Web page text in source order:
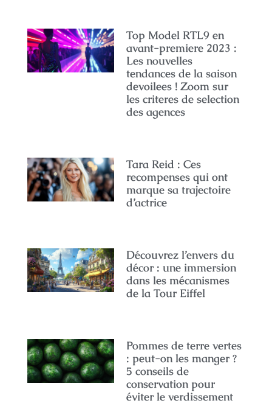
Top Model RTL9 en
avant-premiere 2023 :
Les nouvelles
tendances de la saison
devoilees ! Zoom sur
les criteres de selection
des agences
Tara Reid : Ces
recompenses qui ont
marque sa trajectoire
d’actrice
Découvrez l’envers du
décor : une immersion
dans les mécanismes
de la Tour Eiffel
Pommes de terre vertes
: peut-on les manger ?
5 conseils de
conservation pour
éviter le verdissement